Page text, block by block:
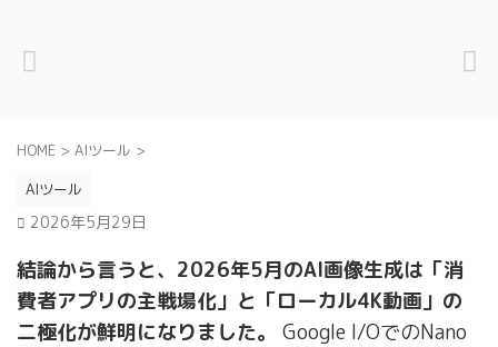
HOME > AIツール >
AIツール
2026年5月29日
結論から言うと、2026年5月のAI画像生成は「消
費者アプリの主戦場化」と「ローカル4K動画」の
二極化が鮮明になりました。
Google I/OでのNano